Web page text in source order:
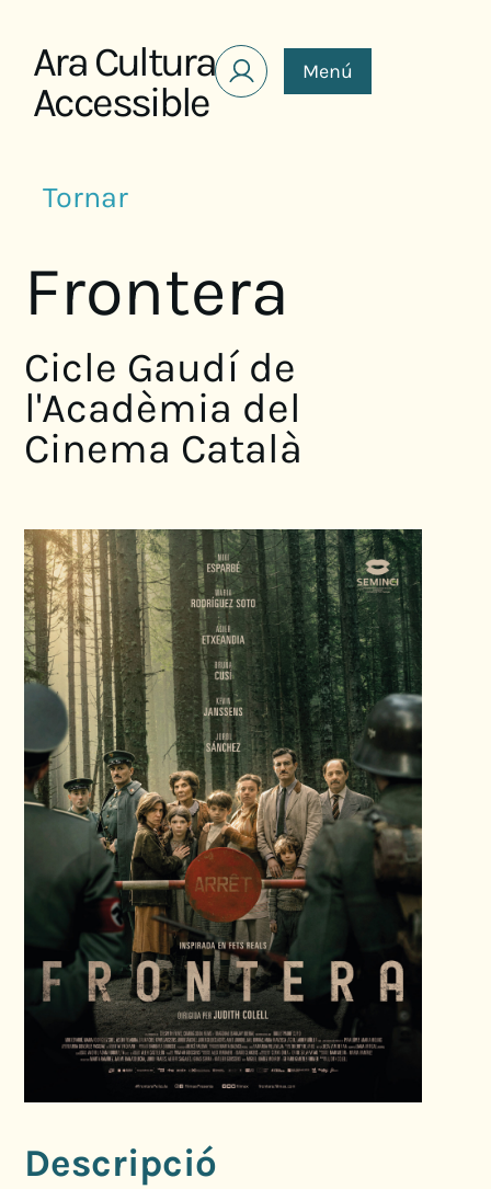
Ara Cultura
Accessible
Menú
Tornar
Frontera
Cicle Gaudí de
l'Acadèmia del
Cinema Català
Descripció